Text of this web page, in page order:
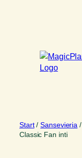
Start/Sansevieria /
Classic Fan inti